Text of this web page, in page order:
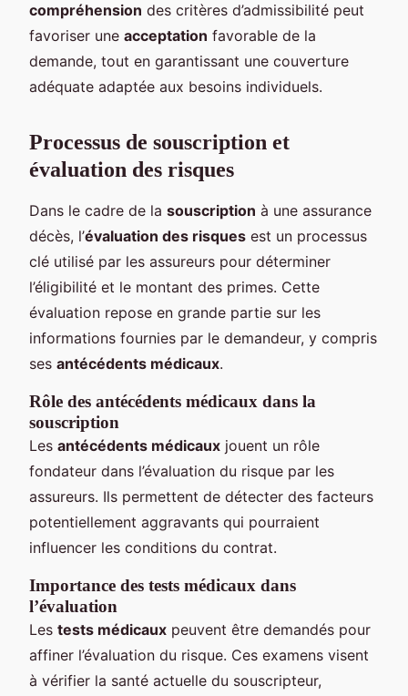
compréhension des critères d’admissibilité peut
favoriser une acceptation favorable de la
demande, tout en garantissant une couverture
adéquate adaptée aux besoins individuels.
Processus de souscription et
évaluation des risques
Dans le cadre de la souscription à une assurance
décès, l’évaluation des risques est un processus
clé utilisé par les assureurs pour déterminer
l’éligibilité et le montant des primes. Cette
évaluation repose en grande partie sur les
informations fournies par le demandeur, y compris
ses antécédents médicaux.
Rôle des antécédents médicaux dans la
souscription
Les antécédents médicaux jouent un rôle
fondateur dans l’évaluation du risque par les
assureurs. Ils permettent de détecter des facteurs
potentiellement aggravants qui pourraient
influencer les conditions du contrat.
Importance des tests médicaux dans
l’évaluation
Les tests médicaux peuvent être demandés pour
affiner l’évaluation du risque. Ces examens visent
à vérifier la santé actuelle du souscripteur,